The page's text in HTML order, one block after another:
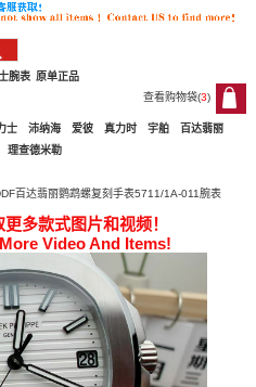
原单正品
腕表
查看购物袋(3)
3
士 沛纳海 爱彼 真力时 宇舶
百达翡丽
理查德米勒
百达翡丽鹦鹉螺复刻手表5711/1A-011腕表
多款式图片和视频！
Video And Items!